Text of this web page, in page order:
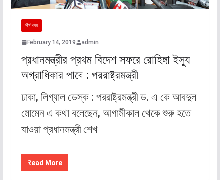
শীর্ষ খবর
February 14, 2019 admin
প্রধানমন্ত্রীর প্রথম বিদেশ সফরে রোহিঙ্গা ইস্যু
অগ্রাধিকার পাবে : পররাষ্ট্রমন্ত্রী
ঢাকা, লিগ্যাল ডেস্ক : পররাষ্ট্রমন্ত্রী ড. এ কে আবদুল
মোমেন এ কথা বলেছেন, আগামীকাল থেকে শুরু হতে
যাওয়া প্রধানমন্ত্রী শেখ
Read More